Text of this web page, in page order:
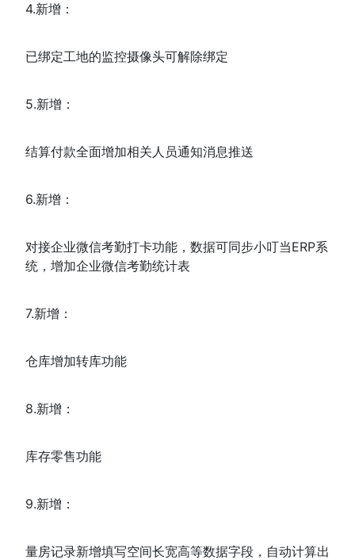
4.新增：
已绑定工地的监控摄像头可解除绑定
5.新增：
结算付款全面增加相关人员通知消息推送
6.新增：
对接企业微信考勤打卡功能，数据可同步小叮当ERP系
统，增加企业微信考勤统计表
7.新增：
仓库增加转库功能
8.新增：
库存零售功能
9.新增：
量房记录新增填写空间长宽高等数据字段，自动计算出